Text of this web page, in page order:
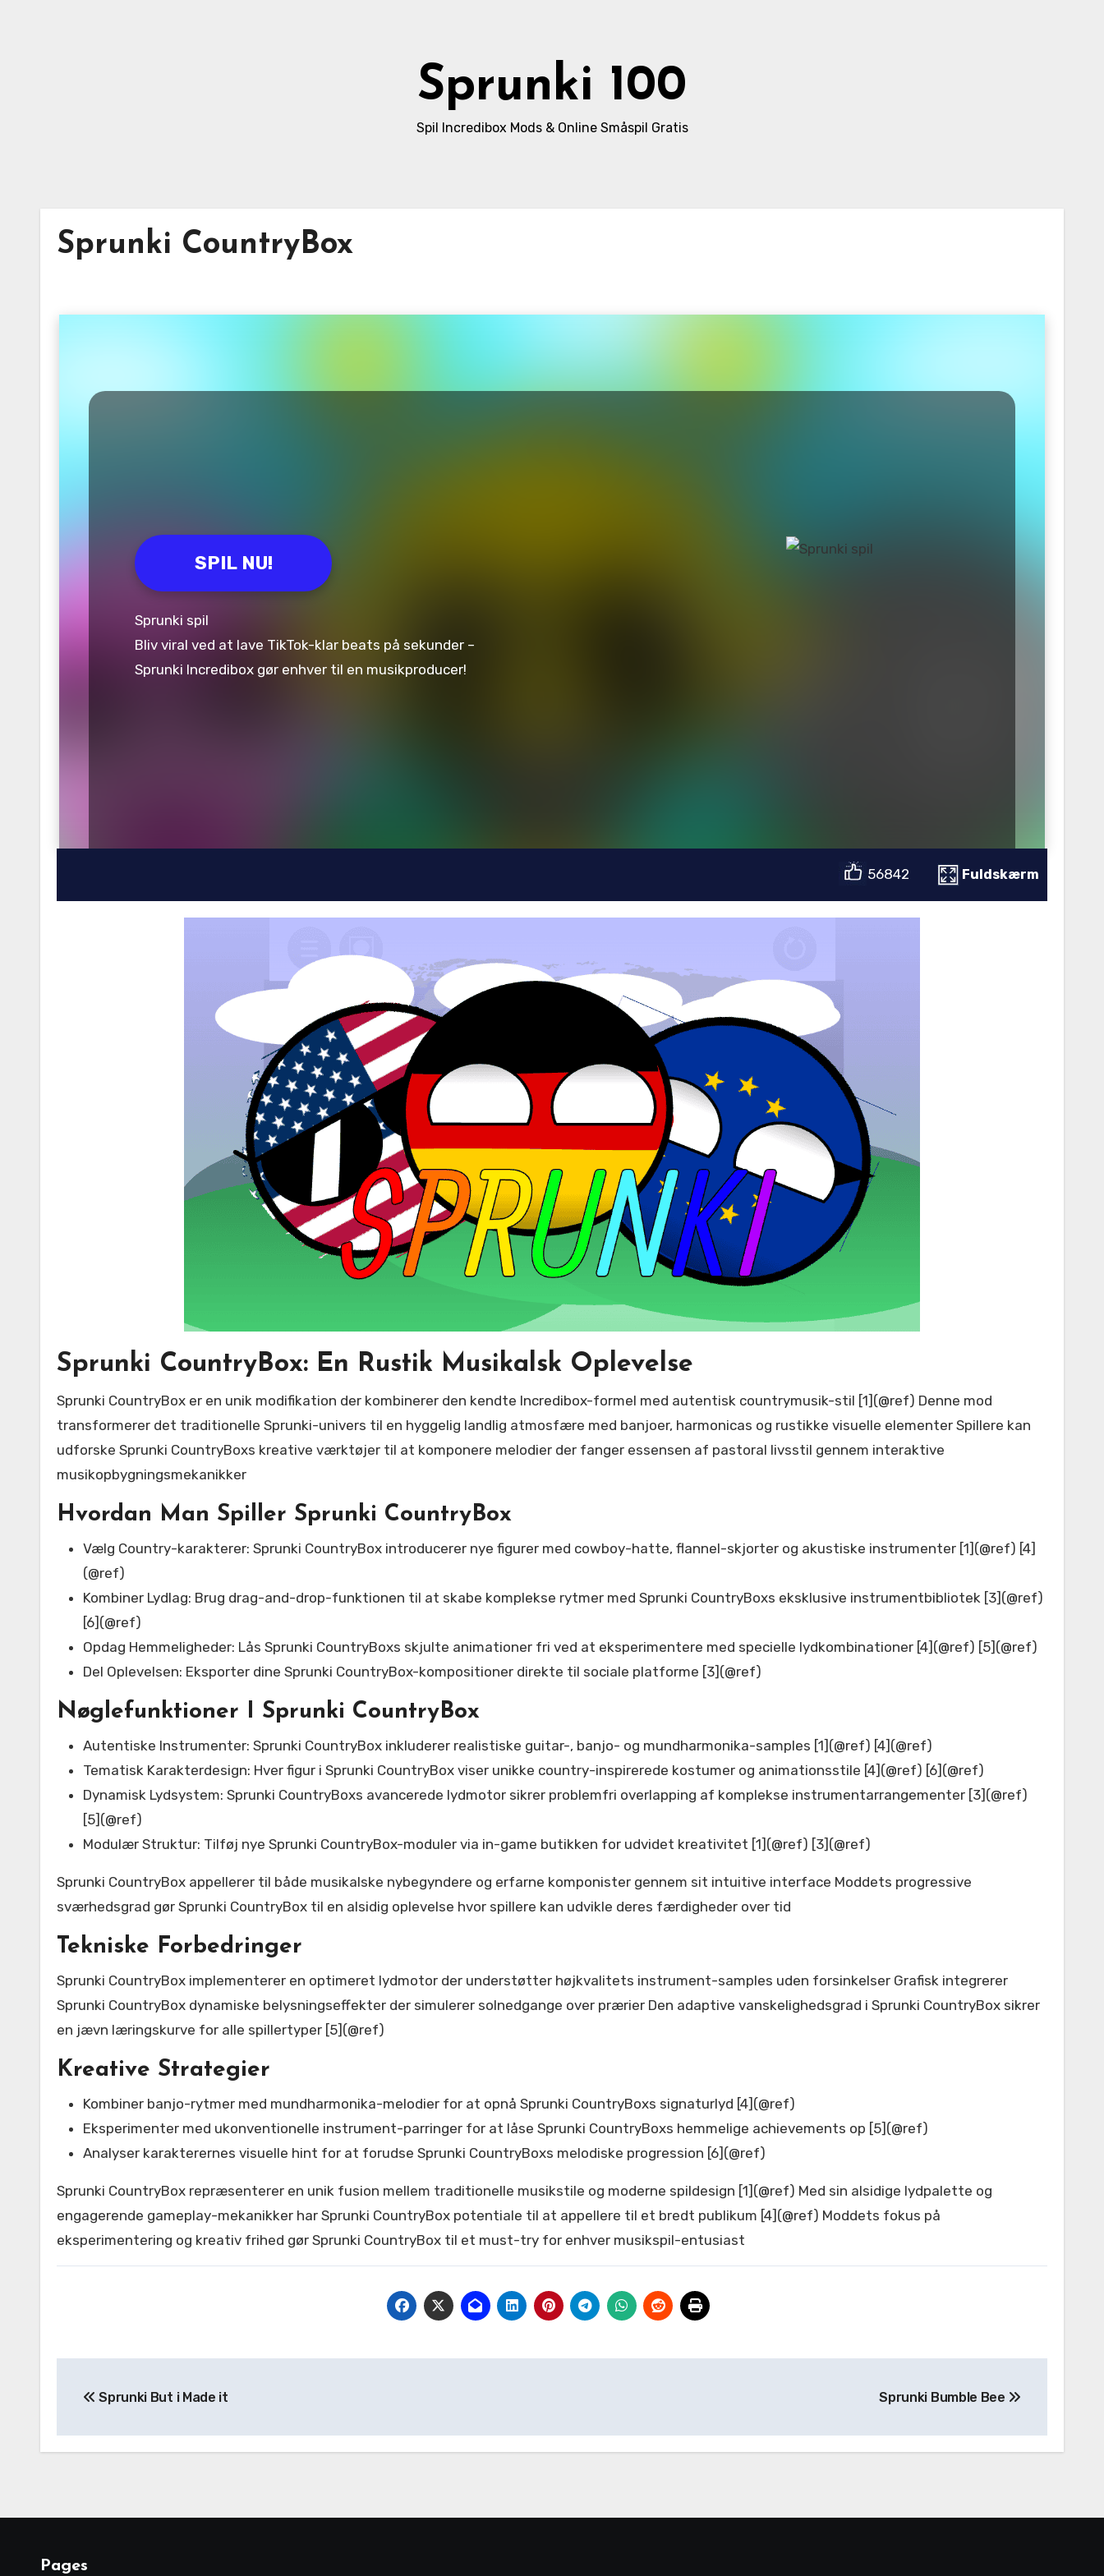
Sprunki 100
Spil Incredibox Mods & Online Småspil Gratis
Sprunki CountryBox
SPIL NU!
Sprunki spil
Bliv viral ved at lave TikTok-klar beats på sekunder –
Sprunki Incredibox gør enhver til en musikproducer!
56842 Fuldskærm
Sprunki CountryBox: En Rustik Musikalsk Oplevelse
Sprunki CountryBox er en unik modifikation der kombinerer den kendte Incredibox-formel med autentisk countrymusik-stil [1](@ref) Denne mod
transformerer det traditionelle Sprunki-univers til en hyggelig landlig atmosfære med banjoer, harmonicas og rustikke visuelle elementer Spillere kan
udforske Sprunki CountryBoxs kreative værktøjer til at komponere melodier der fanger essensen af pastoral livsstil gennem interaktive
musikopbygningsmekanikker
Hvordan Man Spiller Sprunki CountryBox
Vælg Country-karakterer: Sprunki CountryBox introducerer nye figurer med cowboy-hatte, flannel-skjorter og akustiske instrumenter [1](@ref) [4]
(@ref)
Kombiner Lydlag: Brug drag-and-drop-funktionen til at skabe komplekse rytmer med Sprunki CountryBoxs eksklusive instrumentbibliotek [3](@ref)
[6](@ref)
Opdag Hemmeligheder: Lås Sprunki CountryBoxs skjulte animationer fri ved at eksperimentere med specielle lydkombinationer [4](@ref) [5](@ref)
Del Oplevelsen: Eksporter dine Sprunki CountryBox-kompositioner direkte til sociale platforme [3](@ref)
Nøglefunktioner I Sprunki CountryBox
Autentiske Instrumenter: Sprunki CountryBox inkluderer realistiske guitar-, banjo- og mundharmonika-samples [1](@ref) [4](@ref)
Tematisk Karakterdesign: Hver figur i Sprunki CountryBox viser unikke country-inspirerede kostumer og animationsstile [4](@ref) [6](@ref)
Dynamisk Lydsystem: Sprunki CountryBoxs avancerede lydmotor sikrer problemfri overlapping af komplekse instrumentarrangementer [3](@ref)
[5](@ref)
Modulær Struktur: Tilføj nye Sprunki CountryBox-moduler via in-game butikken for udvidet kreativitet [1](@ref) [3](@ref)
Sprunki CountryBox appellerer til både musikalske nybegyndere og erfarne komponister gennem sit intuitive interface Moddets progressive
sværhedsgrad gør Sprunki CountryBox til en alsidig oplevelse hvor spillere kan udvikle deres færdigheder over tid
Tekniske Forbedringer
Sprunki CountryBox implementerer en optimeret lydmotor der understøtter højkvalitets instrument-samples uden forsinkelser Grafisk integrerer
Sprunki CountryBox dynamiske belysningseffekter der simulerer solnedgange over prærier Den adaptive vanskelighedsgrad i Sprunki CountryBox sikrer
en jævn læringskurve for alle spillertyper [5](@ref)
Kreative Strategier
Kombiner banjo-rytmer med mundharmonika-melodier for at opnå Sprunki CountryBoxs signaturlyd [4](@ref)
Eksperimenter med ukonventionelle instrument-parringer for at låse Sprunki CountryBoxs hemmelige achievements op [5](@ref)
Analyser karakterernes visuelle hint for at forudse Sprunki CountryBoxs melodiske progression [6](@ref)
Sprunki CountryBox repræsenterer en unik fusion mellem traditionelle musikstile og moderne spildesign [1](@ref) Med sin alsidige lydpalette og
engagerende gameplay-mekanikker har Sprunki CountryBox potentiale til at appellere til et bredt publikum [4](@ref) Moddets fokus på
eksperimentering og kreativ frihed gør Sprunki CountryBox til et must-try for enhver musikspil-entusiast
navigation
Sprunki But i Made it Sprunki Bumble Bee
Pages